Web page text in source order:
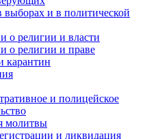
выборах и в политической
о религии и власти
о религии и праве
карантин
и полицейское
молитвы
и ликвидация